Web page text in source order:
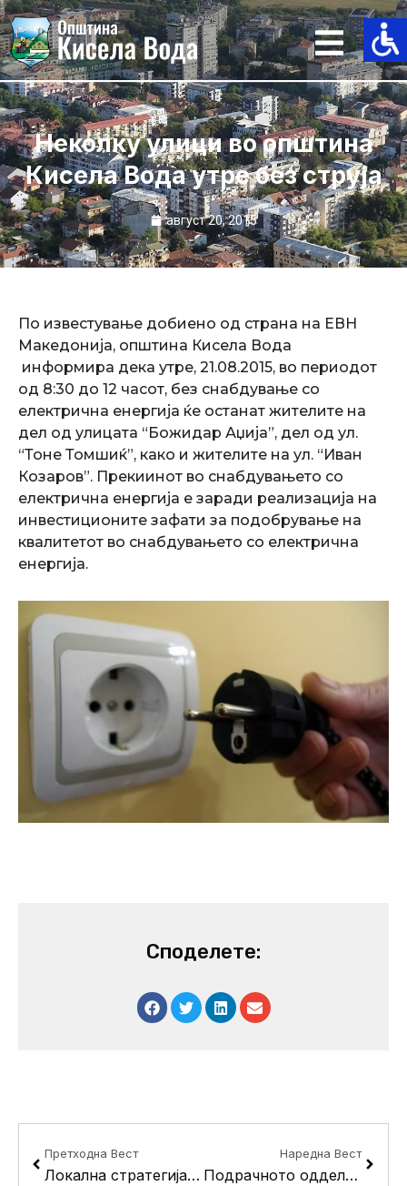
Skip
to
content
Неколку улици во општина
Кисела Вода утре без струја
август 20, 2015
По известување добиено од страна на ЕВН
Македонија, општина Кисела Вода
информира дека утре, 21.08.2015, во периодот
од 8:30 до 12 часот, без снабдување со
електрична енергија ќе останат жителите на
дел од улицата “Божидар Аџија”, дел од ул.
“Тоне Томшиќ”, како и жителите на ул. “Иван
Козаров”. Прекиинот во снабдувањето со
електрична енергија е заради реализација на
инвестиционите зафати за подобрување на
квалитетот во снабдувањето со електрична
енергија.
Споделете:
Претходна Вест
Локална стратегија за претприемничко учење за општина Кисела Вода
Наредна Вест
Подрачното одделение на Управата за водење на матични книги од Драчево, префрлено во општина Кисела Вода